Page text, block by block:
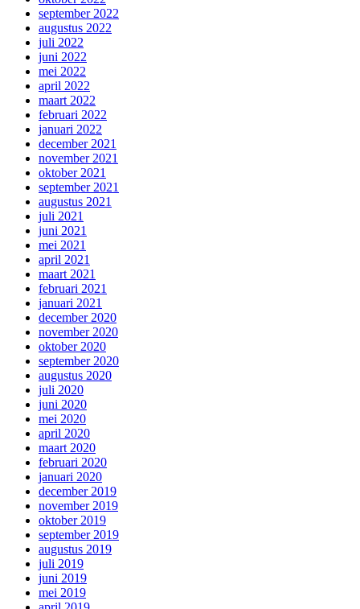
september 2022
augustus 2022
juli 2022
juni 2022
mei 2022
april 2022
maart 2022
februari 2022
januari 2022
december 2021
november 2021
oktober 2021
september 2021
augustus 2021
juli 2021
juni 2021
mei 2021
april 2021
maart 2021
februari 2021
januari 2021
december 2020
november 2020
oktober 2020
september 2020
augustus 2020
juli 2020
juni 2020
mei 2020
april 2020
maart 2020
februari 2020
januari 2020
december 2019
november 2019
oktober 2019
september 2019
augustus 2019
juli 2019
juni 2019
mei 2019